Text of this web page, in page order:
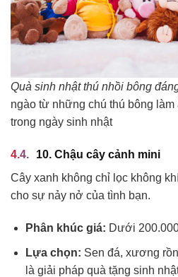
Quà sinh nhật thú nhồi bông
ngào từ những chú thú bông
trong ngày sinh nhật
10. Chậu cây cảnh mini
Cây xanh không chỉ lọc không
cho sự nảy nở của tình bạn.
Phân khúc giá: Dưới
Lựa chọn: Sen đá, xương
là giải pháp quà tặng sinh